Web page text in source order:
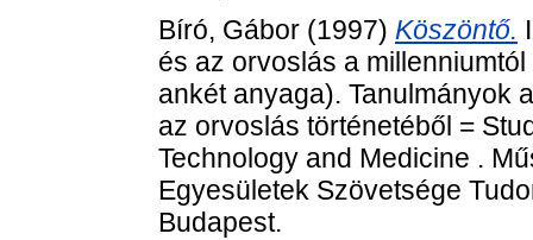
Bíró, Gábor (1997) Köszöntő.
és az orvoslás a
ankét anyaga). Tanulmányok
az orvoslás történetéből =
Technology and Medicine .
Egyesületek Szövetsége
Budapest.